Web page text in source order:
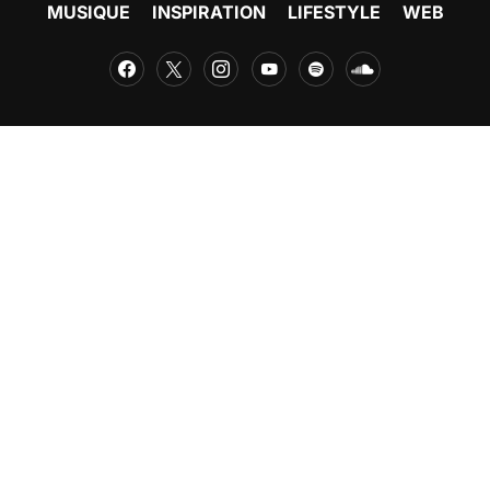
MUSIQUE INSPIRATION LIFESTYLE WEB